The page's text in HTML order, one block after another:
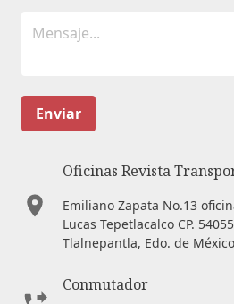
Enviar
Oficinas Revista
Emiliano Zapata No.13
Lucas Tepetlacalco CP. 54055
Tlalnepantla, Edo. de
Conmutador